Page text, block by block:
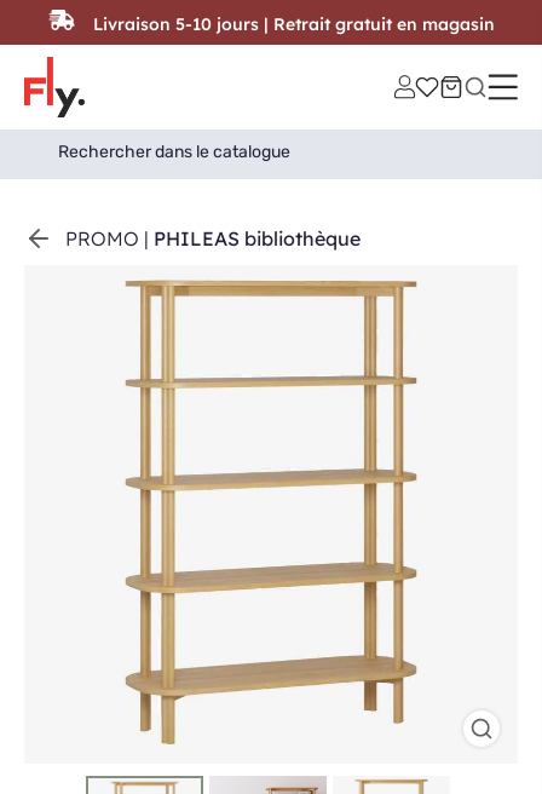
Passer au contenu
Search
for:
Search Button
PROMO | PHILEAS bibliothèque
Livraison 5-10 jours | Retrait gratuit en magasin